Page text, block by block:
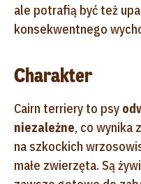
ale potrafią być też
konsekwentnego
Charakter
Cairn terriery to psy
niezależne, co wynika
na szkockich
małe zwierzęta. Są